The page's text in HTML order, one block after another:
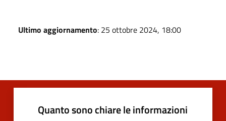
Ultimo aggiornamento: 25 ottobre 2024, 18:00
Quanto sono chiare le informazioni